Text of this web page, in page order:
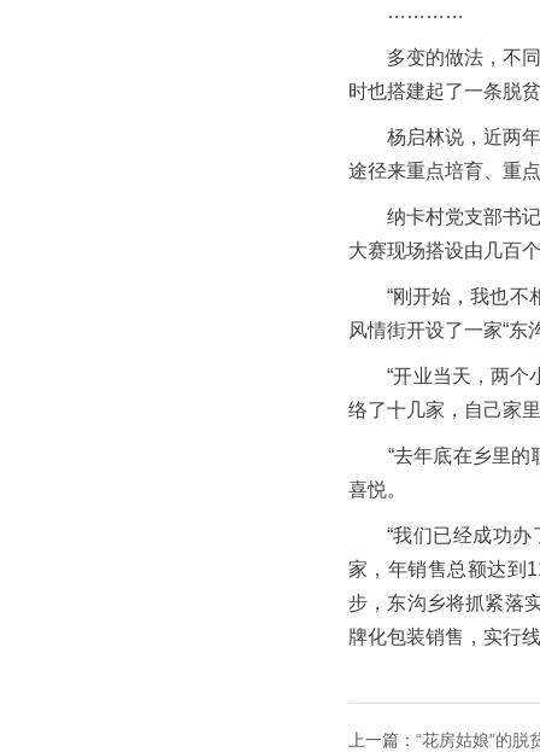
…………
多变的做法，不同
时也搭建起了一条脱
杨启林说，近两年
途径来重点培育、重
纳卡村党支部书记
大赛现场搭设由几百
“刚开始，我也不相
风情街开设了一家“东
“开业当天，两个小
络了十几家，自己家
“去年底在乡里的联
喜悦。
“我们已经成功办
家，年销售总额达到
步，东沟乡将抓紧落
牌化包装销售，实行
上一篇： “花房姑娘”的脱